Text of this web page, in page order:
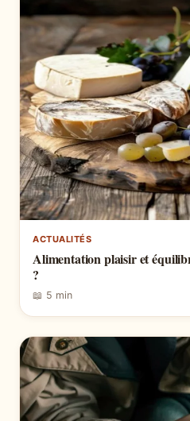
ACTUALITÉS
Alimentation plaisir et
?
📖 5 min